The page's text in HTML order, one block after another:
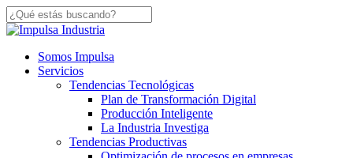
Skip
to
content
Close
Menu
Somos Impulsa
Servicios
Tendencias Tecnológicas
Plan de Transformación Digital
Producción Inteligente
La Industria Investiga
Tendencias Productivas